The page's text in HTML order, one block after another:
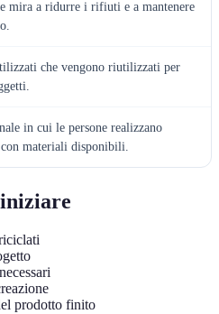
mira a ridurre i rifiuti e a mantenere
che vengono riutilizzati per
in cui le persone realizzano
con materiali disponibili.
prodotto finito